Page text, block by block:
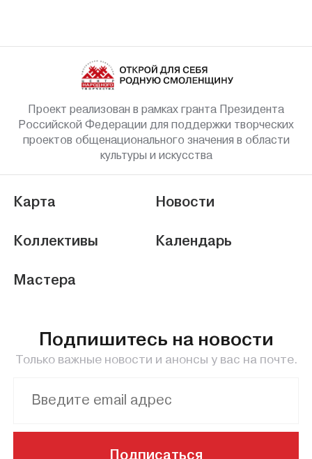
Проект реализован в рамках гранта Президента
Российской Федерации для поддержки творческих
проектов общенационального значения в области
культуры и искусства
Карта
Коллективы
Мастера
Новости
Календарь
Подпишитесь на новости
Только важные новости и анонсы у вас на почте.
Подписаться